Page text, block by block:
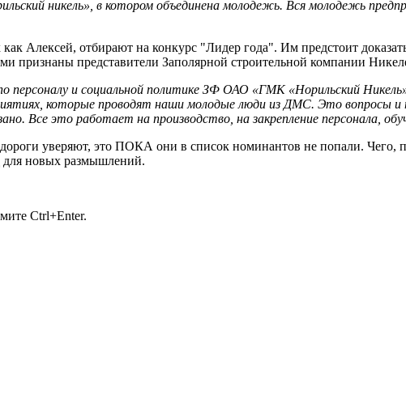
никель», в котором объединена молодежь. Вся молодежь
Алексей, отбирают на конкурс "Лидер года". Им предстоит
признаны представители Заполярной строительной компании
персоналу и социальной политике ЗФ ОАО «ГМК «Норильский
которые проводят наши молодые люди из ДМС. Это вопросы и
Все это работает на производство, на закрепление персонала,
уверяют, это ПОКА они в список номинантов не попали. Чего,
для новых размышлений.
Ctrl+Enter.